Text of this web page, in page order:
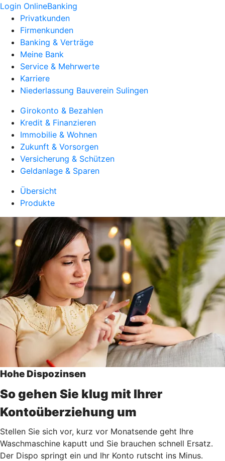
Login OnlineBanking
Privatkunden
Firmenkunden
Banking & Verträge
Meine Bank
Service & Mehrwerte
Karriere
Niederlassung Bauverein Sulingen
Girokonto & Bezahlen
Kredit & Finanzieren
Immobilie & Wohnen
Zukunft & Vorsorgen
Versicherung & Schützen
Geldanlage & Sparen
Übersicht
Produkte
Hohe Dispozinsen
So gehen Sie klug mit Ihrer
Kontoüberziehung um
Stellen Sie sich vor, kurz vor Monatsende geht Ihre
Waschmaschine kaputt und Sie brauchen schnell Ersatz.
Der Dispo springt ein und Ihr Konto rutscht ins Minus.